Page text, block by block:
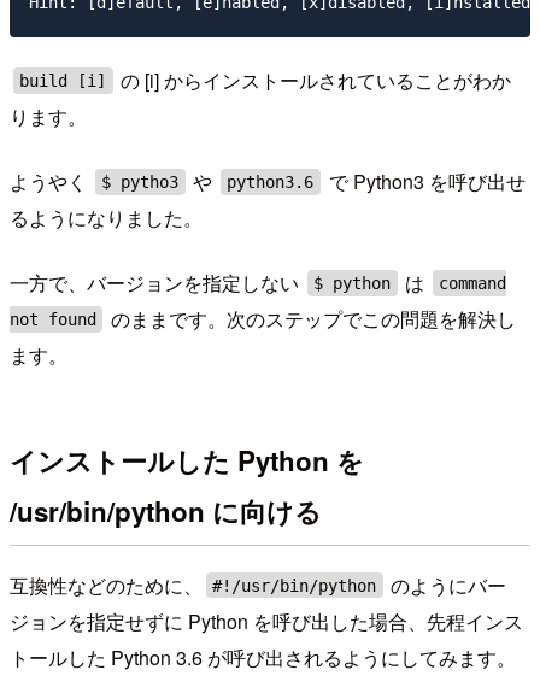
build [i]
の [i] からインストールされていることがわか
ります。
ようやく $ pytho3 や python3.6
で Python3 を呼び出せ
るようになりました。
一方で、バージョンを指定しない $ python は
command
not found
のままです。次のステップでこの問題を解決し
ます。
インストールした Python を
/usr/bin/python に向ける
互換性などのために、 #!/usr/bin/python
のようにバー
ジョンを指定せずに Python を呼び出した場合、先程インス
トールした Python 3.6 が呼び出されるようにしてみます。